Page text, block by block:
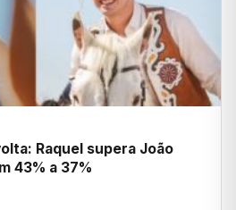
Raquel supera João
43% a 37%